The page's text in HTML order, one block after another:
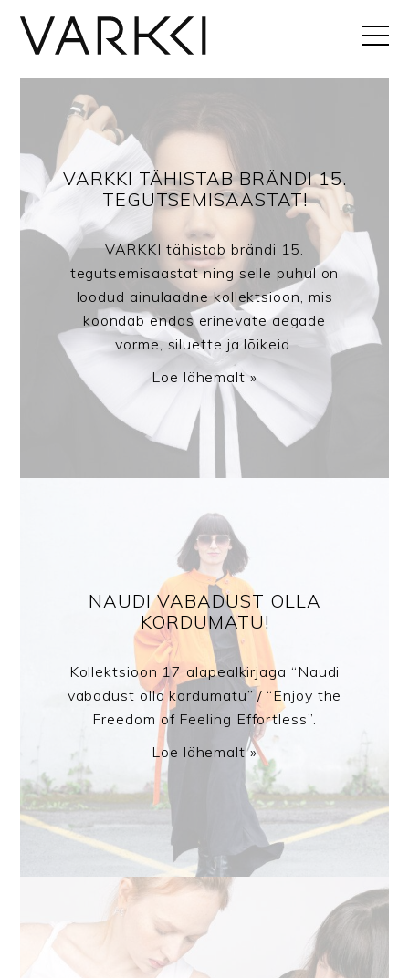
VARKKI TÄHISTAB BRÄNDI 15.
TEGUTSEMISAASTAT!
VARKKI tähistab brändi 15.
tegutsemisaastat ning selle puhul on
loodud ainulaadne kollektsioon, mis
koondab endas erinevate aegade
vorme, siluette ja lõikeid.
Loe lähemalt »
NAUDI VABADUST OLLA
KORDUMATU!
Kollektsioon 17 alapealkirjaga “Naudi
vabadust olla kordumatu” / “Enjoy the
Freedom of Feeling Effortless”.
Loe lähemalt »